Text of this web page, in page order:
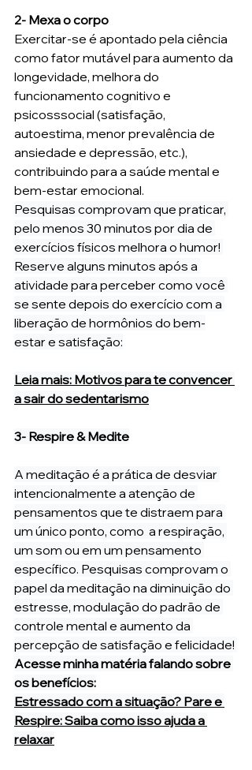
2- Mexa o corpo
Exercitar-se é apontado pela ciência
como fator mutável para aumento da
longevidade, melhora do
funcionamento cognitivo e
psicosssocial (satisfação,
autoestima, menor prevalência de
ansiedade e depressão, etc.),
contribuindo para a saúde mental e
bem-estar emocional.
Pesquisas comprovam que praticar,
pelo menos 30 minutos por dia de
exercícios físicos melhora o humor!
Reserve alguns minutos após a
atividade para perceber como você
se sente depois do exercício com a
liberação de hormônios do bem-
estar e satisfação:
Leia mais: Motivos para te convencer
a sair do sedentarismo
3- Respire & Medite
A meditação é a prática de desviar
intencionalmente a atenção de
pensamentos que te distraem para
um único ponto, como  a respiração,
um som ou em um pensamento
específico. Pesquisas comprovam o
papel da meditação na diminuição do
estresse, modulação do padrão de
controle mental e aumento da
percepção de satisfação e felicidade!
Acesse minha matéria falando sobre
os benefícios:
Estressado com a situação? Pare e
Respire: Saiba como isso ajuda a
relaxar